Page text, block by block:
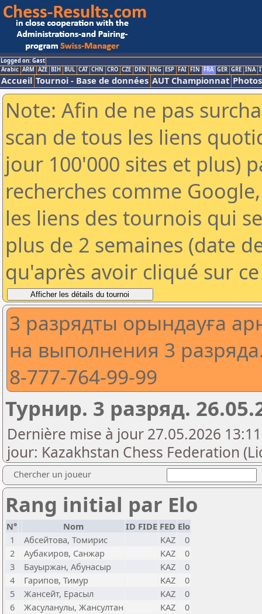
Logged on: Gast
Arabic ARM AZE BIH BUL CAT CHN CRO CZE DEN ENG ESP FAI FIN FRA GER GRE INA
Accueil Tournoi - Base de données AUT Championnat Photos
Note: Afin de ne pas
scan de tous les liens
jour 100'000 sites et plus)
recherches comme
les liens des tournois qui
plus de 2 semaines (date
qu'après avoir cliqué sur
3 разрядты орындауға
на выполнения 3
8-777-764-99-99
Турнир. 3 разряд.
Dernière mise à jour 27.05.2026
jour: Kazakhstan Chess Federation
Chercher un joueur
Rang initial par Elo
N° Nom ID FIDE FED Elo
1
Абсейтова, Томирис KAZ
0
2
Аубакиров, Санжар KAZ
0
3
Бауыржан, Абунасыр KAZ
0
4
Гарипов, Тимур KAZ
0
5
Жансейт, Ерасыл KAZ
0
6
Жасуланулы, Жансултан KAZ
0